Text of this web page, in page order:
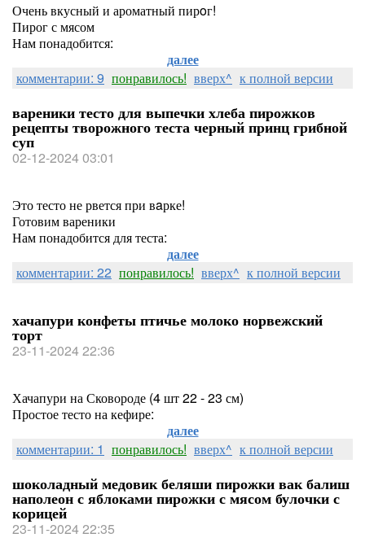
Очень вкусный и ароматный пирoг!
Пирог с мясом
Нам понадобится:
далее
комментарии: 9 понравилось! вверх^ к полной версии
вареники тесто для выпечки хлеба пирожков
рецепты творожного теста черный принц грибной
суп
02-12-2024 03:01
Это тесто не рвется при вaрке!
Готовим вареники
Нам понадобится для теста:
далее
комментарии: 22 понравилось! вверх^ к полной версии
хачапури конфеты птичье молоко норвежский
торт
23-11-2024 22:36
Хачапури на Сковороде (4 шт 22 - 23 см)
Простое тесто на кефире:
далее
комментарии: 1 понравилось! вверх^ к полной версии
шоколадный медовик беляши пирожки вак балиш
наполеон с яблоками пирожки с мясом булочки с
корицей
23-11-2024 22:35